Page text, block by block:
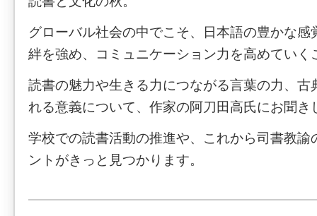
グローバル社会の中でこそ、日本語の豊かな感
絆を強め、コミュニケーション力を高めていく
読書の魅力や生きる力につながる言葉の力、古
れる意義について、作家の阿刀田高氏にお聞き
学校での読書活動の推進や、これから司書教諭
ントがきっと見つかります。